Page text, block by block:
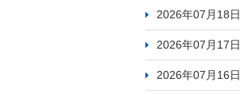
2026年07月18日
2026年07月17日
2026年07月16日